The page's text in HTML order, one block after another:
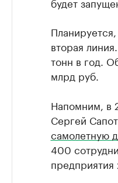
вторая
тонн в год.
млрд руб.
Напомним, в
Сергей
самолетную
400
предприятия